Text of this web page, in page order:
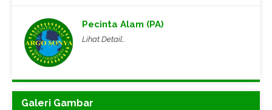
Pecinta Alam (PA)
Lihat Detail...
Galeri Gambar